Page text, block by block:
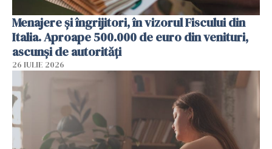
Menajere și îngrijitori, în vizorul Fiscului din
Italia. Aproape 500.000 de euro din venituri,
ascunși de autorități
26 IULIE 2026